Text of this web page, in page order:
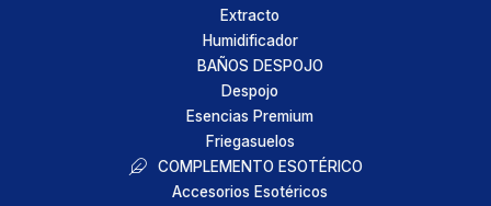
Extracto
Humidificador
BAÑOS DESPOJO
Despojo
Esencias Premium
Friegasuelos
COMPLEMENTO ESOTÉRICO
Accesorios Esotéricos